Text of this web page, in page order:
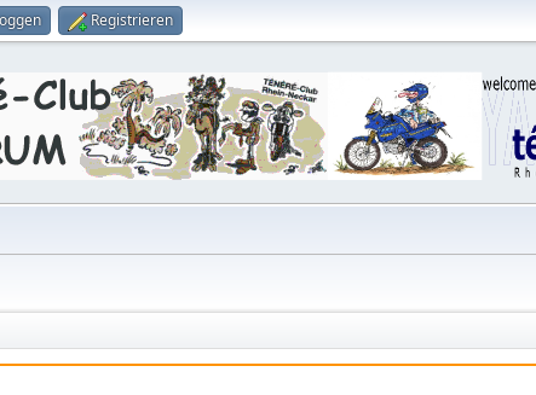
Registrieren